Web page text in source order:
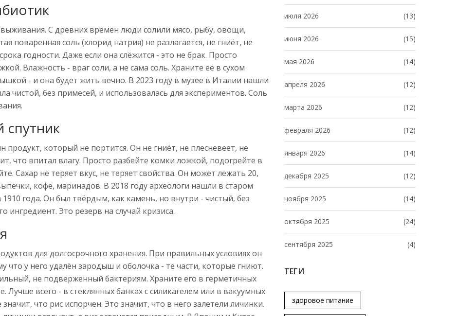
июля 2026 (13)
июня 2026 (15)
мая 2026 (14)
апреля 2026 (12)
марта 2026 (12)
февраля 2026 (12)
января 2026 (14)
декабря 2025 (12)
ноября 2025 (14)
октября 2025 (24)
сентября 2025 (4)
ТЕГИ
здоровое питание
выживания. С древних времён люди солили мясо, рыбу, овощи,
поваренная соль (хлорид натрия) не разлагается, не гниёт, не
годности. Даже если она слёжится - это не брак. Просто
Влажность - враг соли, а не сама соль. Храните её в сухом
- и она будет жить вечно. В 2023 году в музее в Италии нашли
чистой, без примесей, и использовалась для экспериментов. Соль
спутник
продукт, который не портится. Он не гниёт, не плесневеет, не
что впитал влагу. Просто разбейте комки ложкой, подогрейте в
Сахар не теряет вкус, не теряет свойства. Он может лежать 20,
кофе, маринадов. В 2018 году археологи нашли в старом
года. Он был твёрдым, как камень, но внутри - чистый, без
ингредиент. Это резерв на случай кризиса.
для долгосрочного хранения. При правильных условиях он
что у него удалён зародыш и оболочка - те части, которые гниют.
не подверженный бактериям. Храните его в герметичных
Лучше всего - в стеклянных банках с силикагелем или в вакуумных
что рис испорчен. Это значит, что в него залетели личинки.